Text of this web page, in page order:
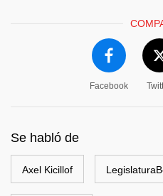
Facebook
Se habló de
Axel Kicillof